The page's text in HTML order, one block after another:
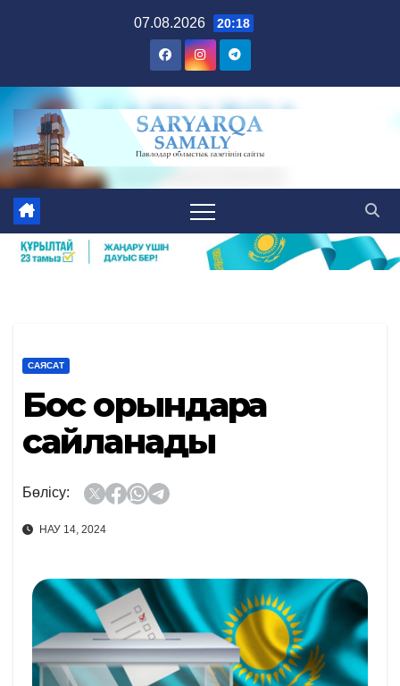
07.08.2026 20:18
САЯСАТ
Бос орындарға
сайланады
Бөлісу:
НАУ 14, 2024